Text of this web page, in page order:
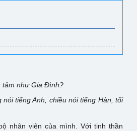
tâm như Gia Đình?
tiếng Anh, chiều nói tiếng Hàn, tối
nhân viên của mình. Với tinh thần